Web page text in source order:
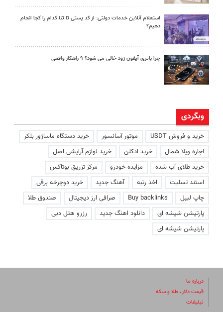
استعلام آنلاین خدمات دولتی: از کد پستی تا ثنا کدام را کجا انجام
دهیم؟
چرا باتری آیفون زود خالی می شود؟ ۹ راهکار واقعی
وبگردی
خرید و فروش USDT موتور آسانسور
خرید دستگاه ماساژور بلکر
اجاره ویلا شمال
خرید ادکلن
خرید لوازم آرایشی اصل
خرید طلای آب شده
مزایده خودرو
مرکز تزریق بوتاکس
استند تسلیت
اخذ رتبه آهنگ جدید
خرید دوچرخه برقی
چاپ لیبل
Buy backlinks صرافی ارز دیجیتال
صندوق طلا
پارتیشن شیشه ای
دانلود اهنگ جدید
رزرو هتل دبی
پارتیشن شیشه ای
درباره ما
قیمت دلار، طلا و سکه
تبلیغات